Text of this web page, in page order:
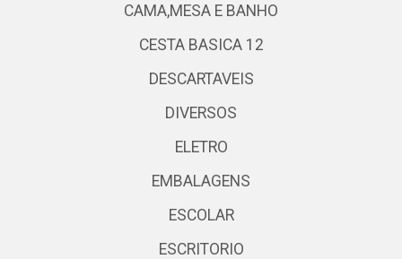
CAMA,MESA E BANHO
CESTA BASICA 12
DESCARTAVEIS
DIVERSOS
ELETRO
EMBALAGENS
ESCOLAR
ESCRITORIO